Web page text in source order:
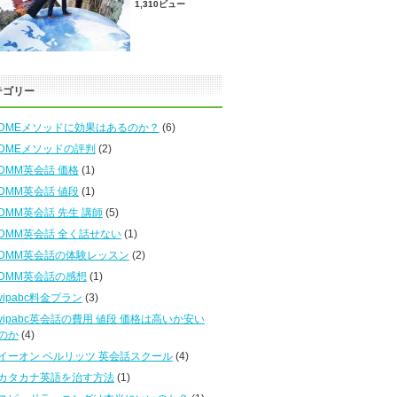
1,310ビュー
ゴリー
メソッドに効果はあるのか？ (6)
メソッドの評判 (2)
英会話 価格(1)
英会話 値段(1)
英会話 先生 講師(5)
英会話 全く話せない(1)
英会話の体験レッスン (2)
英会話の感想 (1)
料金プラン (3)
英会話の費用 値段 価格は高いか安い
か(4)
ーオン ベルリッツ 英会話スクール(4)
タカナ英語を治す方法(1)